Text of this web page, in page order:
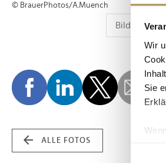
Wir
Sie
© BrauerPhotos/A.Muench
ALLE FOTOS